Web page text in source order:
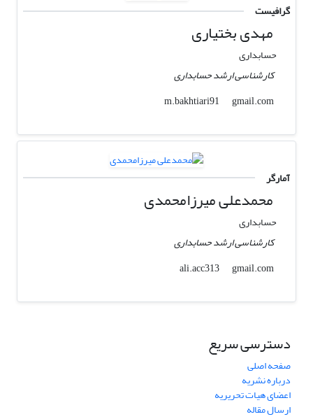
گرافیست
مهدی بختیاری
حسابداری
کارشناسی ارشد حسابداری
m.bakhtiari91
gmail.com
آمارگر
محمدعلی میرزامحمدی
حسابداری
کارشناسی ارشد حسابداری
ali.acc313
gmail.com
دسترسی سریع
صفحه اصلی
درباره نشریه
اعضای هیات تحریریه
ارسال مقاله